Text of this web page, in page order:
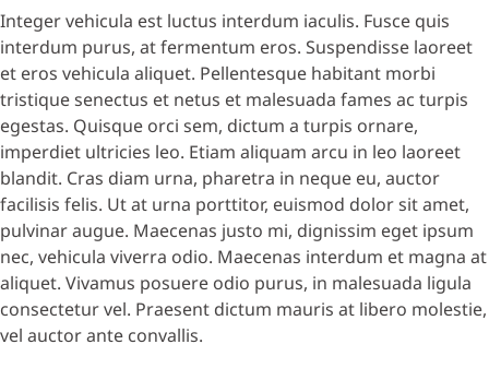
Integer vehicula est luctus interdum iaculis. Fusce quis
interdum purus, at fermentum eros. Suspendisse laoreet
et eros vehicula aliquet. Pellentesque habitant morbi
tristique senectus et netus et malesuada fames ac turpis
egestas. Quisque orci sem, dictum a turpis ornare,
imperdiet ultricies leo. Etiam aliquam arcu in leo laoreet
blandit. Cras diam urna, pharetra in neque eu, auctor
facilisis felis. Ut at urna porttitor, euismod dolor sit amet,
pulvinar augue. Maecenas justo mi, dignissim eget ipsum
nec, vehicula viverra odio. Maecenas interdum et magna at
aliquet. Vivamus posuere odio purus, in malesuada ligula
consectetur vel. Praesent dictum mauris at libero molestie,
vel auctor ante convallis.